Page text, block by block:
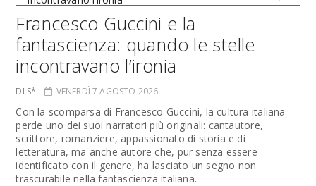
Francesco Guccini e la
fantascienza: quando le stelle
incontravano l’ironia
DI S* VENERDÌ 7 AGOSTO 2026
Con la scomparsa di Francesco Guccini, la cultura italiana
perde uno dei suoi narratori più originali: cantautore,
scrittore, romanziere, appassionato di storia e di
letteratura, ma anche autore che, pur senza essere
identificato con il genere, ha lasciato un segno non
trascurabile nella fantascienza italiana.